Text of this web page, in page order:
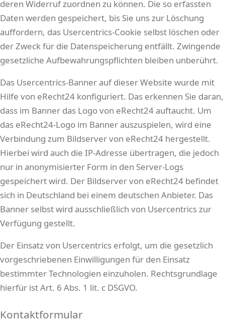
deren Widerruf zuordnen zu können. Die so erfassten
Daten werden gespeichert, bis Sie uns zur Löschung
auffordern, das Usercentrics-Cookie selbst löschen oder
der Zweck für die Datenspeicherung entfällt. Zwingende
gesetzliche Aufbewahrungspflichten bleiben unberührt.
Das Usercentrics-Banner auf dieser Website wurde mit
Hilfe von eRecht24 konfiguriert. Das erkennen Sie daran,
dass im Banner das Logo von eRecht24 auftaucht. Um
das eRecht24-Logo im Banner auszuspielen, wird eine
Verbindung zum Bildserver von eRecht24 hergestellt.
Hierbei wird auch die IP-Adresse übertragen, die jedoch
nur in anonymisierter Form in den Server-Logs
gespeichert wird. Der Bildserver von eRecht24 befindet
sich in Deutschland bei einem deutschen Anbieter. Das
Banner selbst wird ausschließlich von Usercentrics zur
Verfügung gestellt.
Der Einsatz von Usercentrics erfolgt, um die gesetzlich
vorgeschriebenen Einwilligungen für den Einsatz
bestimmter Technologien einzuholen. Rechtsgrundlage
hierfür ist Art. 6 Abs. 1 lit. c DSGVO.
Kontaktformular